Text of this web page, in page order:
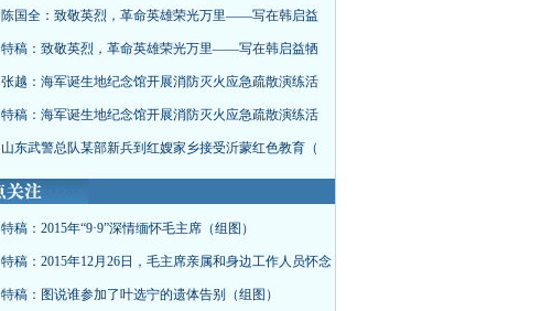
陈国全：致敬英烈，革命英雄荣光万里——写在韩启益
特稿：致敬英烈，革命英雄荣光万里——写在韩启益牺
张越：海军诞生地纪念馆开展消防灭火应急疏散演练活
特稿：海军诞生地纪念馆开展消防灭火应急疏散演练活
山东武警总队某部新兵到红嫂家乡接受沂蒙红色教育（
特稿：2015年“9·9”深情缅怀毛主席（组图）
特稿：2015年12月26日，毛主席亲属和身边工作人员怀念
特稿：图说谁参加了叶选宁的遗体告别（组图）